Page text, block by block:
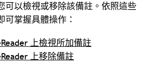
可以檢視或移除該備註。依照這些
可掌握具體操作：
上檢視所加備註
上移除備註